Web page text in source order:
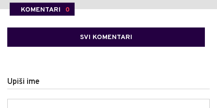
KOMENTARI 0
SVI KOMENTARI
Upiši ime